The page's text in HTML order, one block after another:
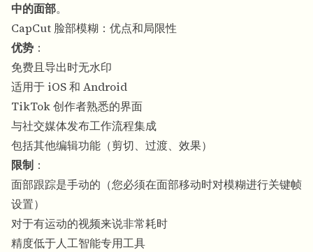
中的面部。
CapCut 脸部模糊：优点和局限性
优势 ：
免费且导出时无水印
适用于 iOS 和 Android
TikTok 创作者熟悉的界面
与社交媒体发布工作流程集成
包括其他编辑功能（剪切、过渡、效果）
限制 ：
面部跟踪是手动的（您必须在面部移动时对模糊进行关键帧
设置）
对于有运动的视频来说非常耗时
精度低于人工智能专用工具